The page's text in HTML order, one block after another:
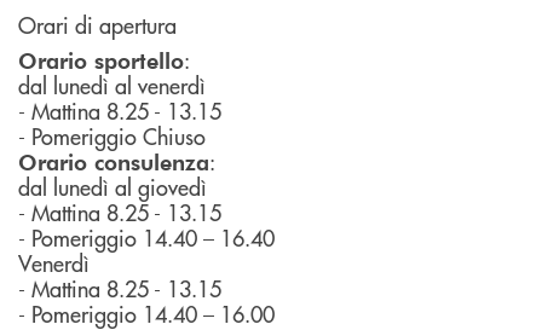
Orari di apertura
Orario sportello:
dal lunedì al venerdì
- Mattina 8.25 - 13.15
- Pomeriggio Chiuso
Orario consulenza:
dal lunedì al giovedì
- Mattina 8.25 - 13.15
- Pomeriggio 14.40 – 16.40
Venerdì
- Mattina 8.25 - 13.15
- Pomeriggio 14.40 – 16.00